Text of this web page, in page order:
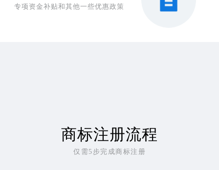
专项资金补贴和其他一些优惠政策
商标注册流程
仅需5步完成商标注册